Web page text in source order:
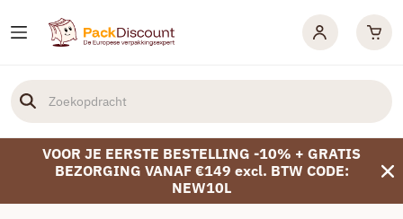
VOOR JE EERSTE BESTELLING -10% + GRATIS
BEZORGING VANAF €149 excl. BTW CODE:
NEW10L